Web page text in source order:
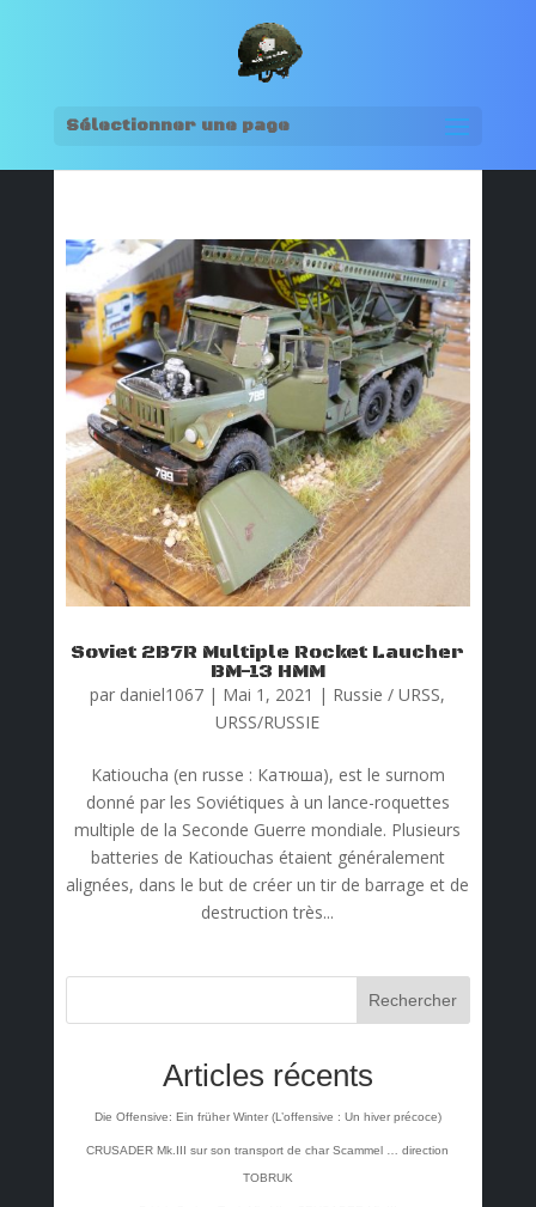
Sélectionner une page
Soviet 2B7R Multiple Rocket Laucher
BM-13 HMM
par daniel1067 | Mai 1, 2021 | Russie / URSS,
URSS/RUSSIE
Katioucha (en russe : Катюша), est le surnom
donné par les Soviétiques à un lance-roquettes
multiple de la Seconde Guerre mondiale. Plusieurs
batteries de Katiouchas étaient généralement
alignées, dans le but de créer un tir de barrage et de
destruction très...
Rechercher
Articles récents
Die Offensive: Ein früher Winter (L’offensive : Un hiver précoce)
CRUSADER Mk.III sur son transport de char Scammel … direction
TOBRUK